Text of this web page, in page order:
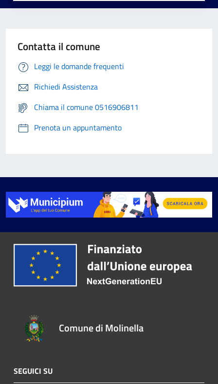
Contatta il comune
Leggi le domande frequenti
Richiedi Assistenza
Chiama il comune 0516906811
Prenota un appuntamento
Comune di Molinella
SEGUICI SU